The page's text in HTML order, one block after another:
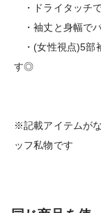
・ドライタッチ
・袖丈と身幅で
・(女性視点)5部
す◎
※記載アイテムが
ッフ私物です